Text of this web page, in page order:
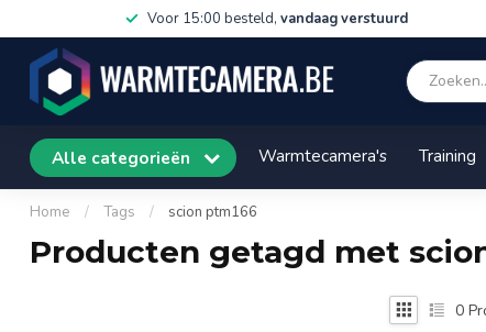
Voor 15:00 besteld, vandaag verstuurd
Alle categorieën Warmtecamera's Training
Home / Tags / scion ptm166
Producten getagd met
0